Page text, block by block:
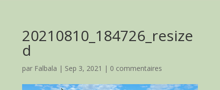
20210810_184726_resize
d
par Falbala | Sep 3, 2021 | 0 commentaires